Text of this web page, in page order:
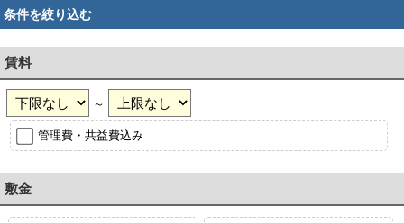
条件を絞り込む
賃料
～
管理費・共益費込み
敷金